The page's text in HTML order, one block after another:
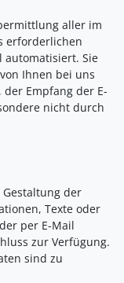
aller im
erforderlichen
automatisiert. Sie
Ihnen bei uns
Empfang der E-
nicht durch
der
Texte oder
per E-Mail
zur Verfügung.
sind zu